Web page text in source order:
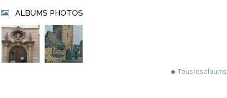
ALBUMS PHOTOS
Tous les albums